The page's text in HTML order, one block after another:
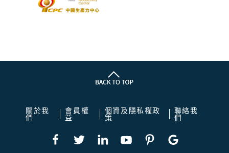
關於我
們
會員權
益
個資及隱私權政
策
聯絡我
們